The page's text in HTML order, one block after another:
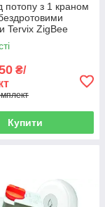
потопу з 1 краном
Tervix ZigBee
₴/
Купити